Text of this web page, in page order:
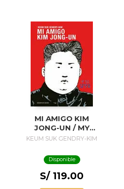
MI AMIGO KIM
JONG-UN / MY
FRIEND KIM JONG-
KEUM SUK GENDRY-KIM
Disponible
S/ 119.00